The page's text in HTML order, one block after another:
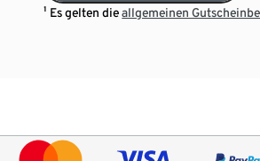
¹ Es gelten dieallgemeinen